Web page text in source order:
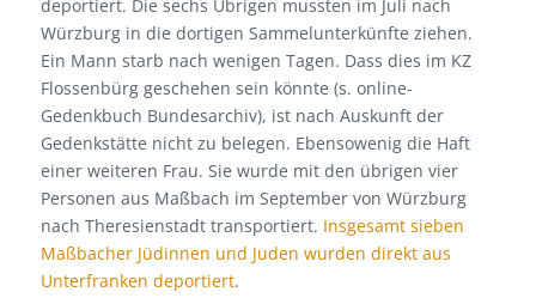
deportiert. Die sechs Übrigen mussten im Juli nach
Würzburg in die dortigen Sammelunterkünfte ziehen.
Ein Mann starb nach wenigen Tagen. Dass dies im KZ
Flossenbürg geschehen sein könnte (s. online-
Gedenkbuch Bundesarchiv), ist nach Auskunft der
Gedenkstätte nicht zu belegen. Ebensowenig die Haft
einer weiteren Frau. Sie wurde mit den übrigen vier
Personen aus Maßbach im September von Würzburg
nach Theresienstadt transportiert. Insgesamt sieben
Maßbacher Jüdinnen und Juden wurden direkt aus
Unterfranken deportiert.